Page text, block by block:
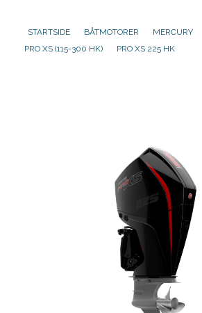
STARTSIDE BÅTMOTORER
MERCURY
PRO XS (115-300 HK)
PRO XS 225 HK